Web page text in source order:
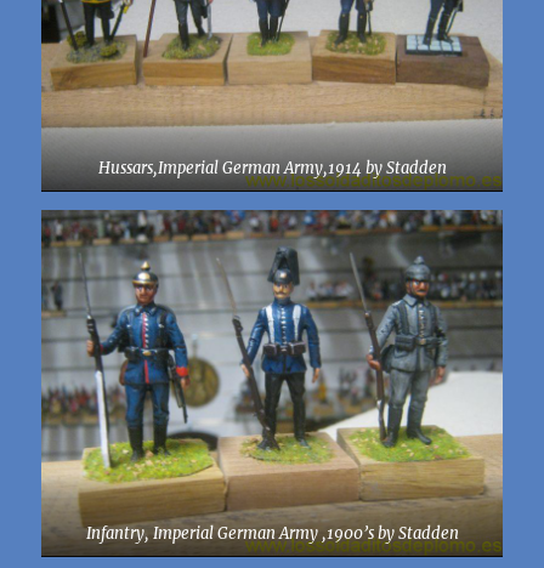
Hussars,Imperial German Army,1914 by Stadden
Infantry, Imperial German Army ,1900’s by Stadden